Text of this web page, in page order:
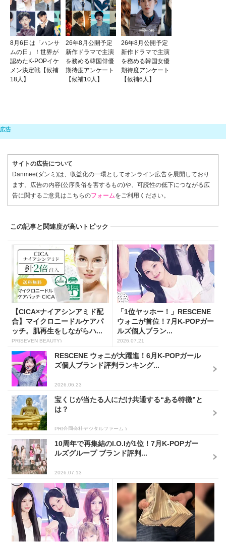
8月6日は「ハンサ
ムの日」！世界が
認めたK-POPイケ
メン決定戦【候補
18人】
26年8月公開予定
新作ドラマで主演
を務める韓国俳優
期待度アンケート
【候補10人】
26年8月公開予定
新作ドラマで主演
を務める韓国女優
期待度アンケート
【候補6人】
サイトの広告について
Danmee(ダンミ)は、収益化の一環としてオンライン広告を展開しており
ます。広告の内容(公序良俗を害するもの)や、可読性の低下につながる広
告に関するご意見はこちらのフォームをご利用ください。
この記事と関連度が高いトピック
【CICA×ナイアシンアミド配
合】マイクロニードルケアパ
ッチ。肌再生をしながらハ...
PR(SEVEN BEAUTY)
「1位ヤッホー！」RESCENE
ウォニが首位！7月K-POPガー
ルズ個人ブラン...
2026.07.21
RESCENE ウォニが大躍進！6月K-POPガール
ズ個人ブランド評判ランキング...
2026.06.23
宝くじが当たる人にだけ共通する“ある特徴”と
は？
PR(合同会社デジタルファーム )
10周年で再集結のI.O.Iが1位！7月K-POPガー
ルズグループ ブランド評判...
2026.07.13